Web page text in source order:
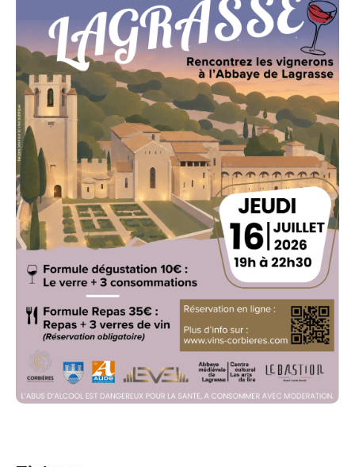
- Formule repas 100% local préparé par le Bastion
35€ : Sur réservation, inscription ci-dessous.
Entrée : Coques en persillade, champignons farcis
aïoli, supions et crevettes sautés
Plat : Effiloché de chevreau façon Massalé, saucisse
maison et roustes grillées
Accompagnements pommes de terre au four et
légumes de saison.
Dessert : Tarte aux fruits.